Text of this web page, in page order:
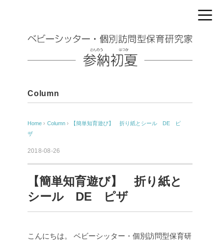
Column
Home › Column ›
【簡単知育遊び】 折り紙とシール DE ピ
ザ
2018-08-26
【簡単知育遊び】 折り紙と
シール DE ピザ
こんにちは。
ベビーシッター・個別訪問型保育研